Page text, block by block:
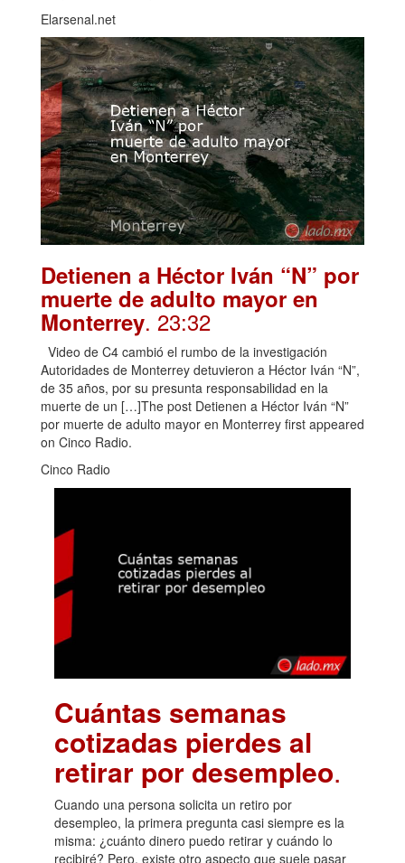
Elarsenal.net
Detienen a Héctor Iván “N” por
muerte de adulto mayor en
Monterrey. 23:32
Video de C4 cambió el rumbo de la investigación
Autoridades de Monterrey detuvieron a Héctor Iván “N”,
de 35 años, por su presunta responsabilidad en la
muerte de un […]The post Detienen a Héctor Iván “N”
por muerte de adulto mayor en Monterrey first appeared
on Cinco Radio.
Cinco Radio
Cuántas semanas
cotizadas pierdes al
retirar por desempleo.
Cuando una persona solicita un retiro por
desempleo, la primera pregunta casi siempre es la
misma: ¿cuánto dinero puedo retirar y cuándo lo
recibiré? Pero, existe otro aspecto que suele pasar